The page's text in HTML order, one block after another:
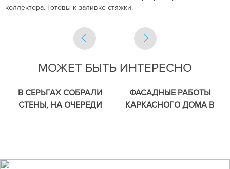
коллектора. Готовы к заливке стяжки.
МОЖЕТ БЫТЬ ИНТЕРЕСНО
В СЕРЬГАХ СОБРАЛИ
СТЕНЫ, НА ОЧЕРЕДИ
ФАСАДНЫЕ РАБОТЫ
КАРКАСНОГО ДОМА В